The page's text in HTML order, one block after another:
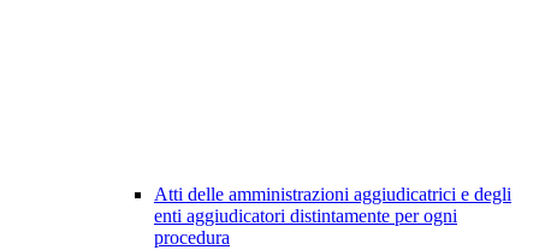
Atti delle amministrazioni aggiudicatrici e degli
enti aggiudicatori distintamente per ogni
procedura